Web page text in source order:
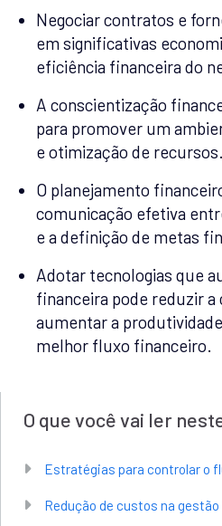
Negociar contratos e
em significativas
eficiência financeira do
A conscientização
para promover um
e otimização de recursos.
O planejamento
comunicação efetiva
e a definição de metas
Adotar tecnologias que
financeira pode reduzir a
aumentar a
melhor fluxo financeiro.
O que você vai ler
Estratégias para controlar o
Redução de custos na